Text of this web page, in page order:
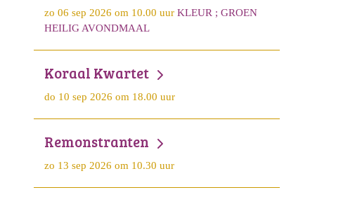
zo 06 sep 2026 om 10.00 uur KLEUR ; GROEN
HEILIG AVONDMAAL
Koraal Kwartet
do 10 sep 2026 om 18.00 uur
Remonstranten
zo 13 sep 2026 om 10.30 uur